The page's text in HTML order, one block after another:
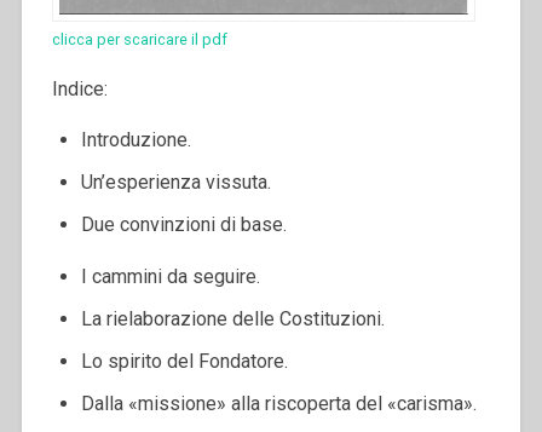
clicca per scaricare il pdf
Indice:
Introduzione.
Un’esperienza vissuta.
Due convinzioni di base.
I cammini da seguire.
La rielaborazione delle Costituzioni.
Lo spirito del Fondatore.
Dalla «missione» alla riscoperta del «carisma».